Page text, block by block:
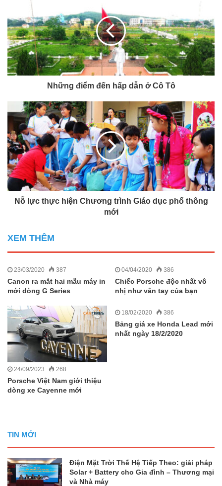
Những điểm đến hấp dẫn ở Cô Tô
Nỗ lực thực hiện Chương trình Giáo dục phổ thông
mới
XEM THÊM
23/03/2020 387
Canon ra mắt hai mẫu máy in
mới dòng G Series
04/04/2020 386
Chiếc Porsche độc nhất vô
nhị như vân tay của bạn
24/09/2023 268
Porsche Việt Nam giới thiệu
dòng xe Cayenne mới
18/02/2020 386
Bảng giá xe Honda Lead mới
nhất ngày 18/2/2020
TIN MỚI
Điện Mặt Trời Thế Hệ Tiếp Theo: giải pháp
Solar + Battery cho Gia đình – Thương mại
và Nhà máy